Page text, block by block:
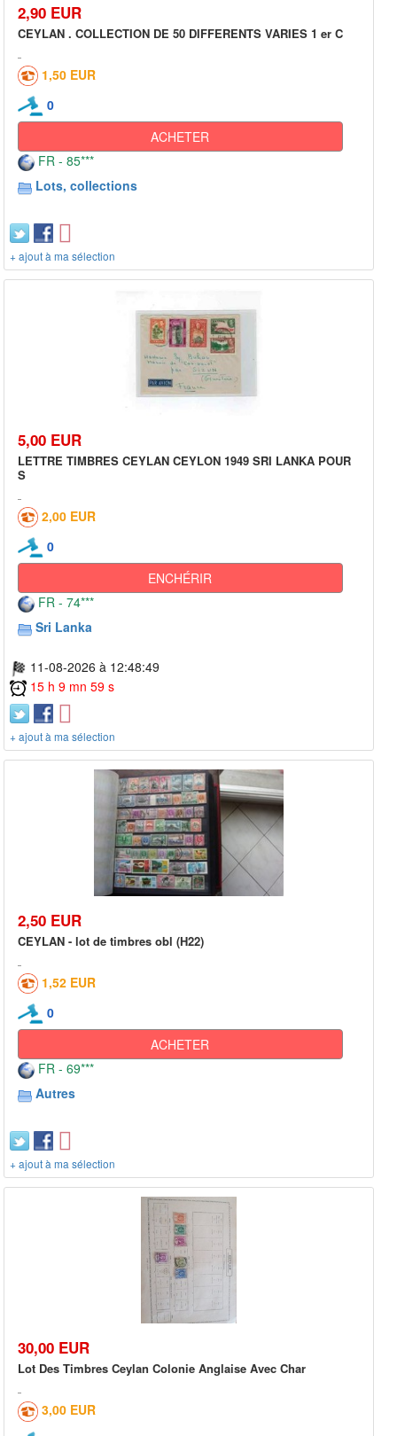
2,90 EUR
CEYLAN . COLLECTION DE 50 DIFFERENTS VARIES 1 er C
1,50 EUR
0
ACHETER
FR - 85***
Lots, collections
+ ajout à ma sélection
5,00 EUR
LETTRE TIMBRES CEYLAN CEYLON 1949 SRI LANKA POUR
S
2,00 EUR
0
ENCHÉRIR
FR - 74***
Sri Lanka
11-08-2026 à 12:48:49
15 h 9 mn 59 s
+ ajout à ma sélection
2,50 EUR
CEYLAN - lot de timbres obl (H22)
1,52 EUR
0
ACHETER
FR - 69***
Autres
+ ajout à ma sélection
30,00 EUR
Lot Des Timbres Ceylan Colonie Anglaise Avec Char
3,00 EUR